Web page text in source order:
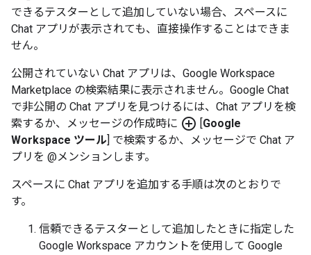
できるテスターとして追加していない場合、スペースに
Chat アプリが表示されても、直接操作することはできま
せん。
公開されていない Chat アプリは、Google Workspace
Marketplace の検索結果に表示されません。Google Chat
で非公開の Chat アプリを見つけるには、Chat アプリを検
索するか、メッセージの作成時に add_circle_outline [Google
Workspace ツール] で検索するか、メッセージで Chat ア
プリを @メンションします。
スペースに Chat アプリを追加する手順は次のとおりで
す。
信頼できるテスターとして追加したときに指定した
Google Workspace アカウントを使用して Google